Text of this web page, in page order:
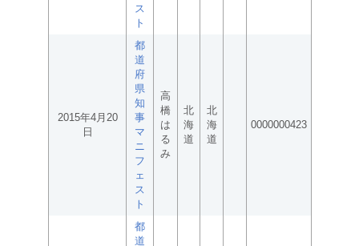
ス
ト
2015年4月20
日
都
道
府
県
知
事
マ
ニ
フ
ェ
ス
ト
高
橋
は
る
み
北
海
道
北
海
道
0000000423
都
道